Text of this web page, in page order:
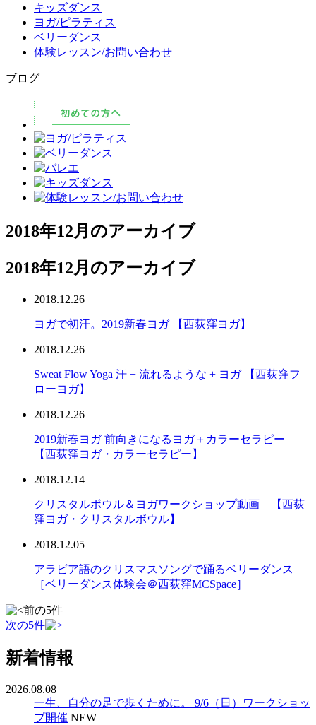
キッズダンス
ヨガ/ピラティス
ベリーダンス
体験レッスン/お問い合わせ
ブログ
2018年12月のアーカイブ
2018年12月のアーカイブ
2018.12.26
ヨガで初汗。2019新春ヨガ 【西荻窪ヨガ】
2018.12.26
Sweat Flow Yoga 汗 + 流れるような + ヨガ 【西荻窪フ
ローヨガ】
2018.12.26
2019新春ヨガ 前向きになるヨガ＋カラーセラピー
【西荻窪ヨガ・カラーセラピー】
2018.12.14
クリスタルボウル＆ヨガワークショップ動画 【西荻
窪ヨガ・クリスタルボウル】
2018.12.05
アラビア語のクリスマスソングで踊るベリーダンス
［ベリーダンス体験会＠西荻窪MCSpace］
前の5件
次の5件
新着情報
2026.08.08
一生、自分の足で歩くために。 9/6（日）ワークショッ
プ開催 NEW